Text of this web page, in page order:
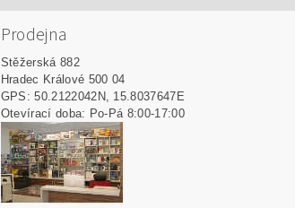
Prodejna
Stěžerská 882
Hradec Králové 500 04
GPS: 50.2122042N, 15.8037647E
Otevírací doba: Po-Pá 8:00-17:00